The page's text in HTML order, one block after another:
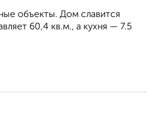
объекты. Дом славится
60,4 кв.м., а кухня — 7.5